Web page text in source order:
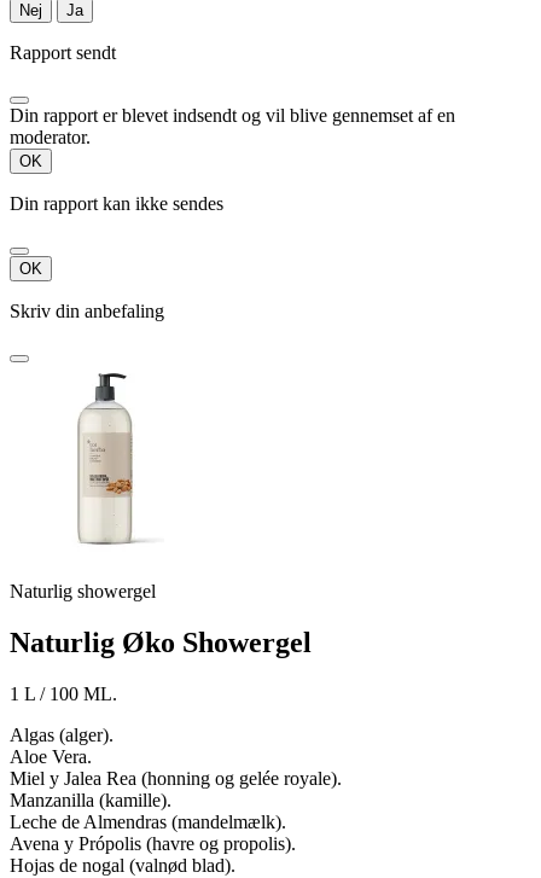
Nej Ja
Rapport sendt
Din rapport er blevet indsendt og vil blive gennemset af en
moderator.
OK
Din rapport kan ikke sendes
OK
Skriv din anbefaling
Naturlig showergel
Naturlig Øko Showergel
1 L / 100 ML.
Algas (alger).
Aloe Vera.
Miel y Jalea Rea (honning og gelée royale).
Manzanilla (kamille).
Leche de Almendras (mandelmælk).
Avena y Própolis (havre og propolis).
Hojas de nogal (valnød blad).